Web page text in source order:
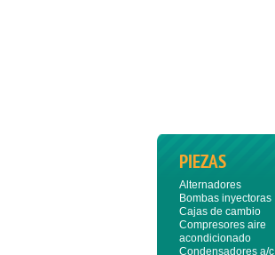
PIEZAS
Alternadores
Bombas inyectoras
Cajas de cambio
Compresores aire
acondicionado
Condensadores a/c